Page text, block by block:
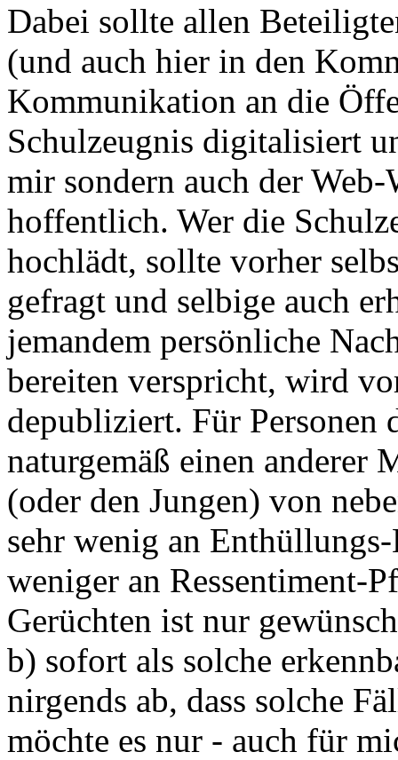
Dabei sollte allen
(und auch hier in den
Kommunikation an die
Schulzeugnis digitalisiert
mir sondern auch der
hoffentlich. Wer die
hochlädt, sollte vorher
gefragt und selbige auch
jemandem persönliche
bereiten verspricht, wird
depubliziert. Für Personen
naturgemäß einen anderer
(oder den Jungen) von
sehr wenig an
weniger an Ressentiment-
Gerüchten ist nur
b) sofort als solche
nirgends ab, dass solche
möchte es nur - auch für